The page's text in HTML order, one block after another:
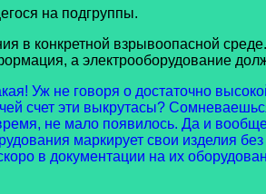
на подгруппы.
в конкретной взрывоопасной
а электрооборудование
Уж не говоря о достаточно
счет эти выкрутасы?
не мало появилось. Да и
маркирует свои изделия
в документации на их